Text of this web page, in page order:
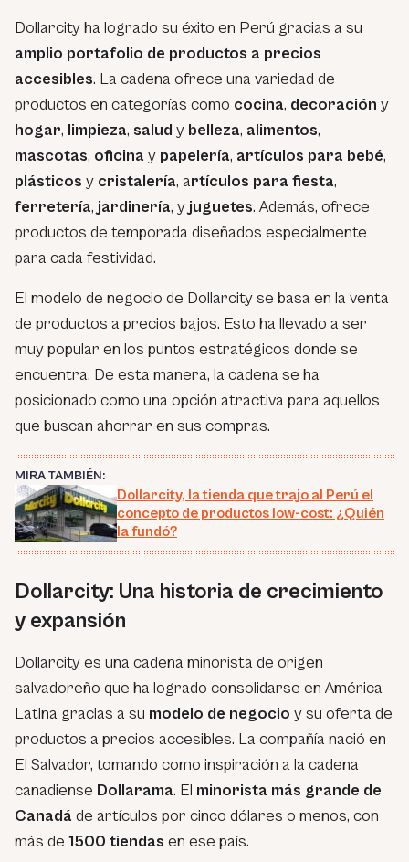
Dollarcity ha logrado su éxito en Perú gracias a su
amplio portafolio de productos a precios
accesibles. La cadena ofrece una variedad de
productos en categorías como cocina, decoración y
hogar, limpieza, salud y belleza, alimentos,
mascotas, oficina y papelería, artículos para bebé,
plásticos y cristalería, artículos para fiesta,
ferretería, jardinería, y juguetes. Además, ofrece
productos de temporada diseñados especialmente
para cada festividad.
El modelo de negocio de Dollarcity se basa en la venta
de productos a precios bajos. Esto ha llevado a ser
muy popular en los puntos estratégicos donde se
encuentra. De esta manera, la cadena se ha
posicionado como una opción atractiva para aquellos
que buscan ahorrar en sus compras.
MIRA TAMBIÉN:
Dollarcity, la tienda que trajo al Perú el
concepto de productos low-cost: ¿Quién
la fundó?
Dollarcity: Una historia de crecimiento
y expansión
Dollarcity es una cadena minorista de origen
salvadoreño que ha logrado consolidarse en América
Latina gracias a su modelo de negocio y su oferta de
productos a precios accesibles. La compañía nació en
El Salvador, tomando como inspiración a la cadena
canadiense Dollarama. El minorista más grande de
Canadá de artículos por cinco dólares o menos, con
más de 1500 tiendas en ese país.